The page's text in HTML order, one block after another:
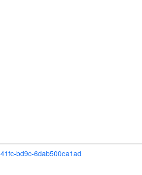
bd9c-6dab500ea1ad